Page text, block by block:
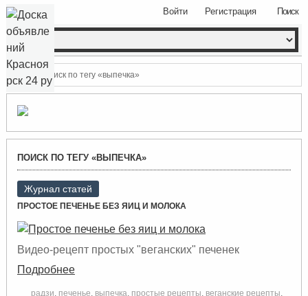
Поиск
Войти Регистрация
Поиск по тегу «выпечка»
ПОИСК ПО ТЕГУ «ВЫПЕЧКА»
Журнал статей
ПРОСТОЕ ПЕЧЕНЬЕ БЕЗ ЯИЦ И МОЛОКА
Видео-рецепт простых "веганских" печенек
Подробнее
радзи, печенье, выпечка, простые рецепты, веганские рецепты,